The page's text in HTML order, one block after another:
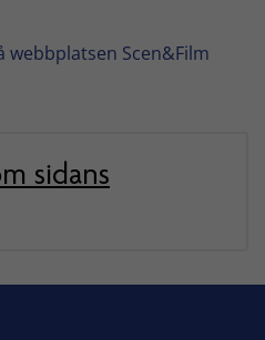
Scen&Film
sidans